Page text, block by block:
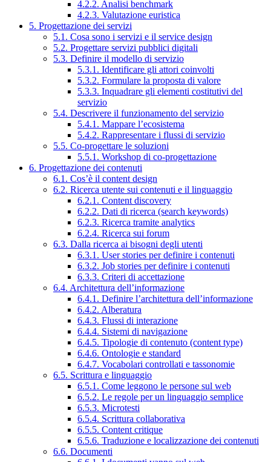
4.2.2. Analisi benchmark
4.2.3. Valutazione euristica
5. Progettazione dei servizi
5.1. Cosa sono i servizi e il service design
5.2. Progettare servizi pubblici digitali
5.3. Definire il modello di servizio
5.3.1. Identificare gli attori coinvolti
5.3.2. Formulare la proposta di valore
5.3.3. Inquadrare gli elementi costitutivi del
servizio
5.4. Descrivere il funzionamento del servizio
5.4.1. Mappare l’ecosistema
5.4.2. Rappresentare i flussi di servizio
5.5. Co-progettare le soluzioni
5.5.1. Workshop di co-progettazione
6. Progettazione dei contenuti
6.1. Cos’è il content design
6.2. Ricerca utente sui contenuti e il linguaggio
6.2.1. Content discovery
6.2.2. Dati di ricerca (search keywords)
6.2.3. Ricerca tramite analytics
6.2.4. Ricerca sui forum
6.3. Dalla ricerca ai bisogni degli utenti
6.3.1. User stories per definire i contenuti
6.3.2. Job stories per definire i contenuti
6.3.3. Criteri di accettazione
6.4. Architettura dell’informazione
6.4.1. Definire l’architettura dell’informazione
6.4.2. Alberatura
6.4.3. Flussi di interazione
6.4.4. Sistemi di navigazione
6.4.5. Tipologie di contenuto (content type)
6.4.6. Ontologie e standard
6.4.7. Vocabolari controllati e tassonomie
6.5. Scrittura e linguaggio
6.5.1. Come leggono le persone sul web
6.5.2. Le regole per un linguaggio semplice
6.5.3. Microtesti
6.5.4. Scrittura collaborativa
6.5.5. Content critique
6.5.6. Traduzione e localizzazione dei contenuti
6.6. Documenti